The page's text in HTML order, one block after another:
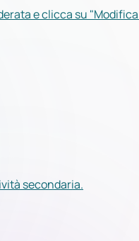
e clicca su
secondaria.